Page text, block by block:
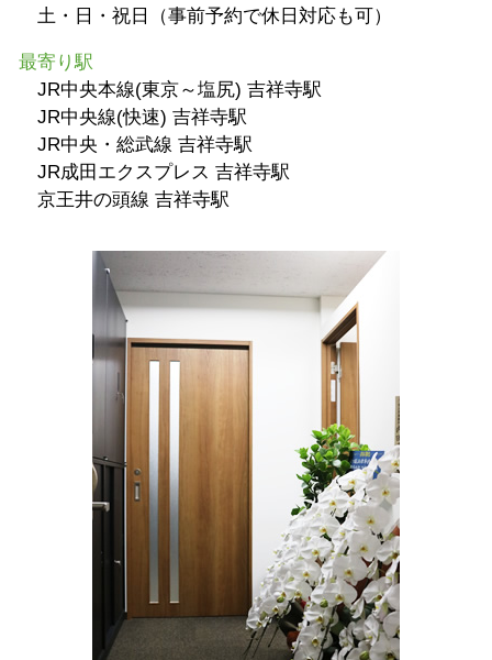
土・日・祝日（事前予約で休日対応も可）
最寄り駅
JR中央本線(東京～塩尻) 吉祥寺駅
JR中央線(快速) 吉祥寺駅
JR中央・総武線 吉祥寺駅
JR成田エクスプレス 吉祥寺駅
京王井の頭線 吉祥寺駅